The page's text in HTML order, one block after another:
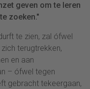
geven om te leren
zoeken."
te zien, zal ófwel
terugtrekken,
en aan
– ófwel tegen
gebracht tekeergaan,